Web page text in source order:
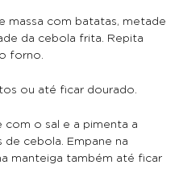
massa com batatas, metade
da cebola frita. Repita
forno.
ou até ficar dourado.
com o sal e a pimenta a
cebola. Empane na
manteiga também até ficar